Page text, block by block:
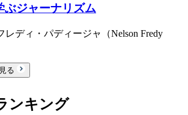
ぶジャーナリズム
レディ・パディージャ（Nelson Fredy
る
ンキング